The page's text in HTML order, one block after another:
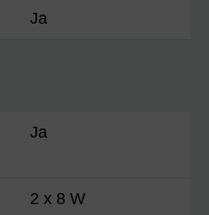
Ja
Ja
2 x 8 W